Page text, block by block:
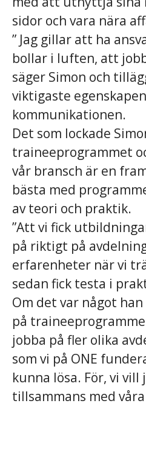
sidor och vara nära
” Jag gillar att ha
bollar i luften, att
säger Simon och
viktigaste
kommunikationen.
Det som lockade
traineeprogrammet
vår bransch är en
bästa med
av teori och praktik.
”Att vi fick
på riktigt på
erfarenheter när vi
sedan fick testa i
Om det var något
på
jobba på fler olika
som vi på ONE
kunna lösa. För, vi
tillsammans med